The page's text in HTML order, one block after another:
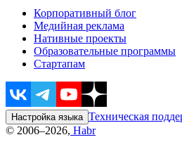
Корпоративный блог
Медийная реклама
Нативные проекты
Образовательные программы
Стартапам
Настройка языка Техническая
© 2006–2026, Habr